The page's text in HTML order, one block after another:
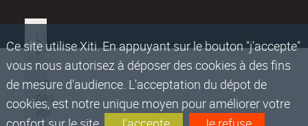
Ce site utilise Xiti. En appuyant sur le bouton "j'accepte"
vous nous autorisez à déposer des cookies à des fins
de mesure d'audience. L'acceptation du dépot de
cookies, est notre unique moyen pour améliorer votre